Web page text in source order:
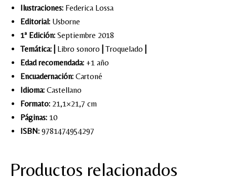
Ilustraciones: Federica Lossa
Editorial: Usborne
1ª Edición: Septiembre 2018
Temática:
Libro sonoro Troquelado
Edad recomendada: +1 año
Encuadernación: Cartoné
Idioma: Castellano
Formato: 21,1×21,7 cm
Páginas: 10
ISBN: 9781474954297
Productos relacionados